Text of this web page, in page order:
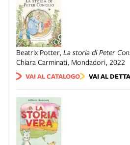
Beatrix Potter, La storia di Peter
Chiara Carminati, Mondadori, 2022
VAI AL CATALOGO VAI AL